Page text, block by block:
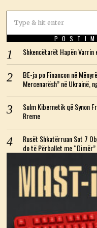
Shkencëtarët Hapën
BE-ja po Financon në
Mercenarësh” në Ukrainë,
Sulm Kibernetik që Synon
Rreme
Rusët Shkatërruan Sot 7
do të Përballet me